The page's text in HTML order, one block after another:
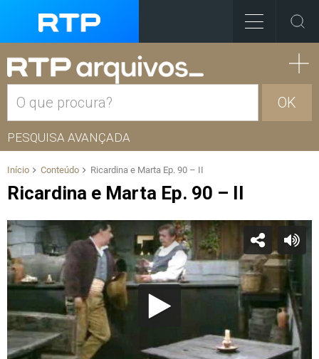
OK
PESQUISA AVANÇADA
Início Conteúdo Ricardina e Marta Ep. 90 – II
Ricardina e Marta Ep. 90 – II